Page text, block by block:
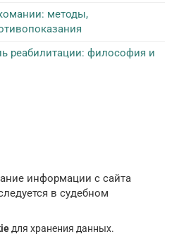
методы,
реабилитации: философия и
информации с сайта
в судебном
для хранения данных.